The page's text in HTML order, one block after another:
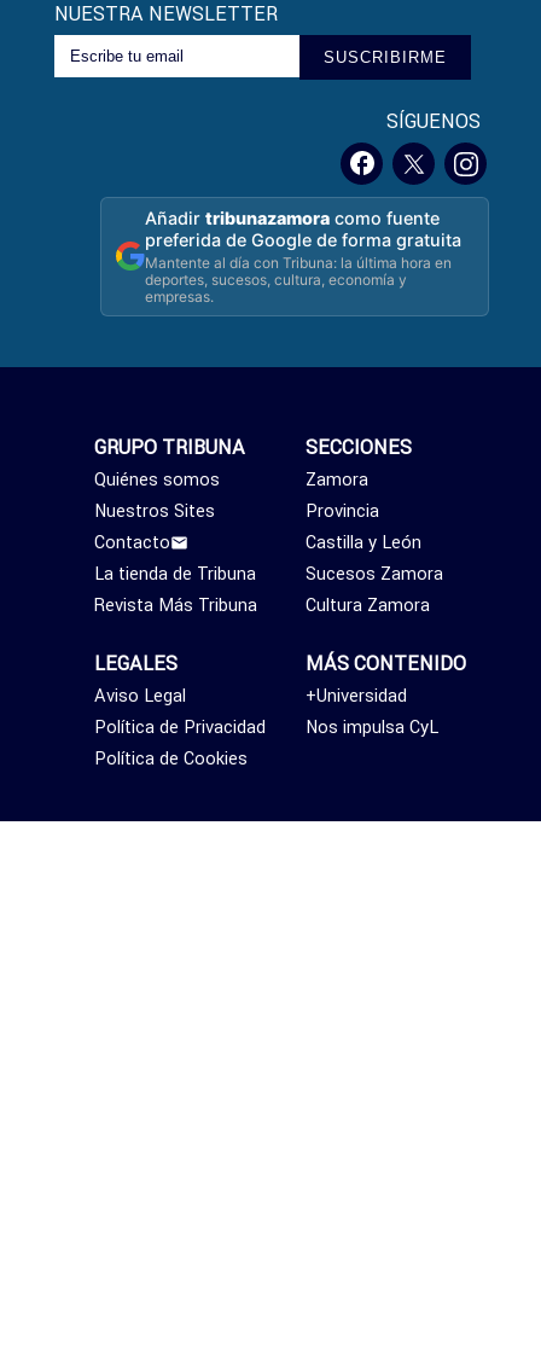
NUESTRA NEWSLETTER
SUSCRIBIRME
SÍGUENOS
Añadirtribunazamora como fuente
preferida de Google de forma gratuita
Mantente al día con Tribuna: la última hora en
deportes, sucesos, cultura, economía y
empresas.
SECCIONES
Zamora
Provincia
Castilla y León
Sucesos Zamora
Cultura Zamora
MÁS CONTENIDO
+Universidad
Nos impulsa CyL
GRUPO TRIBUNA
Quiénes somos
Nuestros Sites
Contacto
La tienda de Tribuna
Revista Más Tribuna
LEGALES
Aviso Legal
Política de Privacidad
Política de Cookies